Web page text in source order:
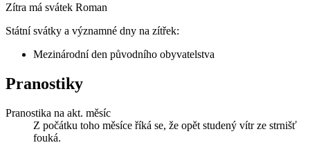
Zítra má svátek Roman
Státní svátky a významné dny na zítřek:
Mezinárodní den původního obyvatelstva
Pranostiky
Pranostika na akt. měsíc
Z počátku toho měsíce říká se, že opět studený vítr ze strnišť
fouká.